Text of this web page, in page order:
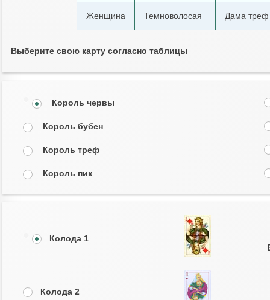
Женщина Темноволосая Дама треф
Выберите свою карту согласно таблицы
Король червы
Король бубен
Король треф
Король пик
Колода 1
Колода 2